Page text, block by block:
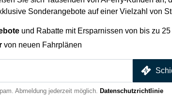
Sonderangebote auf einer Vielzahl von
und Rabatte mit Ersparnissen von bis zu 25
von neuen Fahrplänen
Abmeldung jederzeit möglich. Datenschutzrichtlinie